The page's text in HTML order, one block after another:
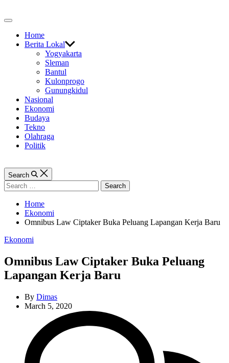
to
Off
CanvasHome
Berita Lokal
Yogyakarta
Sleman
Bantul
Kulonprogo
Gunungkidul
Nasional
Ekonomi
Budaya
Tekno
Olahraga
Politik
Search
Search
for:
Home
Ekonomi
Omnibus Law Ciptaker Buka Peluang Lapangan Kerja Baru
Categories
Ekonomi
Omnibus Law Ciptaker Buka Peluang
Lapangan Kerja Baru
By Dimas
March 5, 2020